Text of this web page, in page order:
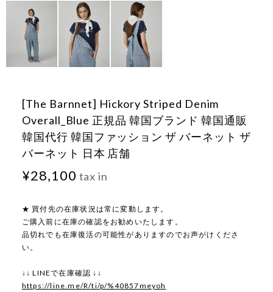
[The Barnnet] Hickory Striped Denim
Overall_Blue 正規品 韓国ブランド 韓国通販
韓国代行 韓国ファッション ザ バーネット ザ
バーネット 日本 店舗
¥28,100 tax in
★ 買付先の在庫状況は常に変動します。
ご購入前に在庫の確認をお勧めいたします。
品切れでも在庫復活の可能性がありますのでお声がけくださ
い。
↓↓ LINEで在庫確認 ↓↓
https://line.me/R/ti/p/%40857meyoh